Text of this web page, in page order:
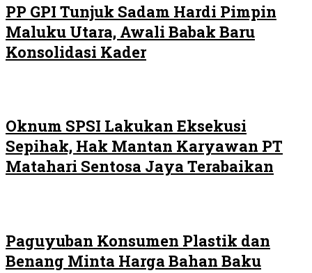
PP GPI Tunjuk Sadam Hardi Pimpin
Maluku Utara, Awali Babak Baru
Konsolidasi Kader
Oknum SPSI Lakukan Eksekusi
Sepihak, Hak Mantan Karyawan PT
Matahari Sentosa Jaya Terabaikan
Paguyuban Konsumen Plastik dan
Benang Minta Harga Bahan Baku